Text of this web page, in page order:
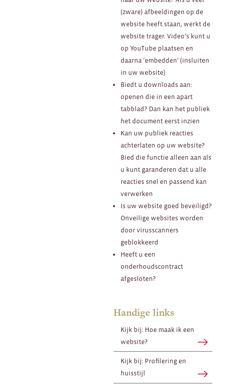
(zware) afbeeldingen op de
website heeft staan, werkt de
website trager. Video’s kunt u
op YouTube plaatsen en
daarna ‘embedden’ (insluiten
in uw website)
Biedt u downloads aan:
openen die in een apart
tabblad? Dan kan het publiek
het document eerst inzien
Kan uw publiek reacties
achterlaten op uw website?
Bied die functie alleen aan als
u kunt garanderen dat u alle
reacties snel en passend kan
verwerken
Is uw website goed beveiligd?
Onveilige websites worden
door virusscanners
geblokkeerd
Heeft u een
onderhoudscontract
afgesloten?
Handige links
Kijk bij: Hoe maak ik een
website?
Kijk bij: Profilering en
huisstijl